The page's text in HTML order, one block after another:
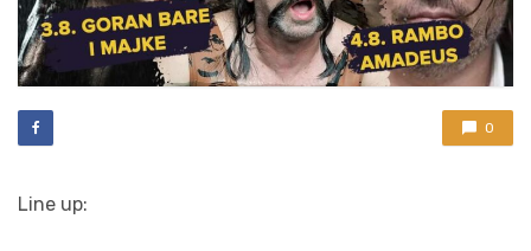
0
Line up: